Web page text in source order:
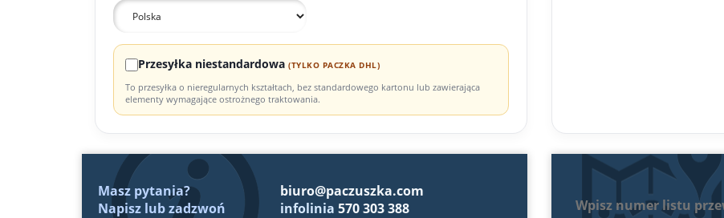
Przesyłka niestandardowa (TYLKO PACZKA DHL)
To przesyłka o nieregularnych kształtach, bez standardowego kartonu lub zawierająca
elementy wymagające ostrożnego traktowania.
Masz pytania?
Napisz lub zadzwoń
biuro@paczuszka.com
infolinia 570 303 388